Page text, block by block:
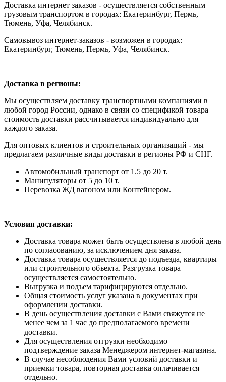
Доставка интернет заказов - осуществляется собственным
грузовым транспортом в городах: Екатеринбург, Пермь,
Тюмень, Уфа, Челябинск.
Самовывоз интернет-заказов - возможен в городах:
Екатеринбург, Тюмень, Пермь, Уфа, Челябинск.
Доставка в регионы:
Мы осуществляем доставку транспортными компаниями в
любой город России, однако в связи со спецификой товара
стоимость доставки рассчитывается индивидуально для
каждого заказа.
Для оптовых клиентов и строительных организаций - мы
предлагаем различные виды доставки в регионы РФ и СНГ.
Автомобильный транспорт от 1.5 до 20 т.
Манипуляторы от 5 до 10 т.
Перевозка ЖД вагоном или Контейнером.
Условия доставки:
Доставка товара может быть осуществлена в любой день
по согласованию, за исключением дня заказа.
Доставка товара осуществляется до подъезда, квартиры
или строительного объекта. Разгрузка товара
осуществляется самостоятельно.
Выгрузка и подъем тарифицируются отдельно.
Общая стоимость услуг указана в документах при
оформлении доставки.
В день осуществления доставки с Вами свяжутся не
менее чем за 1 час до предполагаемого времени
доставки.
Для осуществления отгрузки необходимо
подтверждение заказа Менеджером интернет-магазина.
В случае несоблюдения Вами условий доставки и
приемки товара, повторная доставка оплачивается
отдельно.